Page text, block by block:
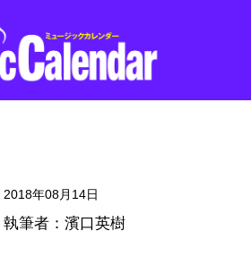
2018年08月14日
執筆者：濱口英樹